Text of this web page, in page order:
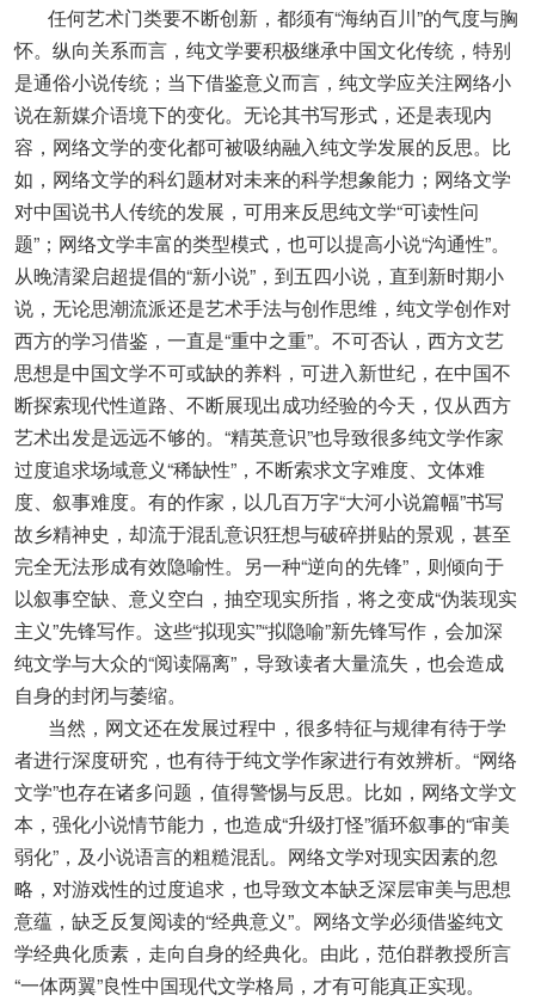
任何艺术门类要不断创新，都须有“海纳百川”的气度与胸
怀。纵向关系而言，纯文学要积极继承中国文化传统，特别
是通俗小说传统；当下借鉴意义而言，纯文学应关注网络小
说在新媒介语境下的变化。无论其书写形式，还是表现内
容，网络文学的变化都可被吸纳融入纯文学发展的反思。比
如，网络文学的科幻题材对未来的科学想象能力；网络文学
对中国说书人传统的发展，可用来反思纯文学“可读性问
题”；网络文学丰富的类型模式，也可以提高小说“沟通性”。
从晚清梁启超提倡的“新小说”，到五四小说，直到新时期小
说，无论思潮流派还是艺术手法与创作思维，纯文学创作对
西方的学习借鉴，一直是“重中之重”。不可否认，西方文艺
思想是中国文学不可或缺的养料，可进入新世纪，在中国不
断探索现代性道路、不断展现出成功经验的今天，仅从西方
艺术出发是远远不够的。“精英意识”也导致很多纯文学作家
过度追求场域意义“稀缺性”，不断索求文字难度、文体难
度、叙事难度。有的作家，以几百万字“大河小说篇幅”书写
故乡精神史，却流于混乱意识狂想与破碎拼贴的景观，甚至
完全无法形成有效隐喻性。另一种“逆向的先锋”，则倾向于
以叙事空缺、意义空白，抽空现实所指，将之变成“伪装现实
主义”先锋写作。这些“拟现实”“拟隐喻”新先锋写作，会加深
纯文学与大众的“阅读隔离”，导致读者大量流失，也会造成
自身的封闭与萎缩。
当然，网文还在发展过程中，很多特征与规律有待于学
者进行深度研究，也有待于纯文学作家进行有效辨析。“网络
文学”也存在诸多问题，值得警惕与反思。比如，网络文学文
本，强化小说情节能力，也造成“升级打怪”循环叙事的“审美
弱化”，及小说语言的粗糙混乱。网络文学对现实因素的忽
略，对游戏性的过度追求，也导致文本缺乏深层审美与思想
意蕴，缺乏反复阅读的“经典意义”。网络文学必须借鉴纯文
学经典化质素，走向自身的经典化。由此，范伯群教授所言
“一体两翼”良性中国现代文学格局，才有可能真正实现。